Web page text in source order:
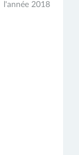
l'année 2018